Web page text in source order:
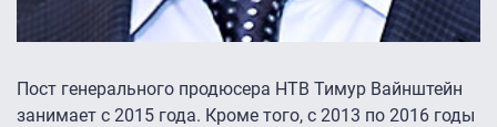
Пост генерального продюсера НТВ Тимур Вайнштейн
занимает с 2015 года. Кроме того, с 2013 по 2016 годы